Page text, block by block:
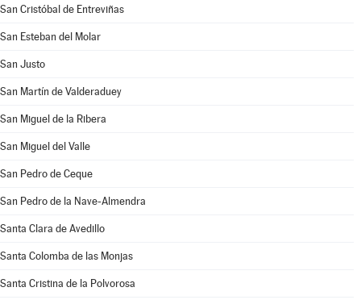
San Cristóbal de Entreviñas
San Esteban del Molar
San Justo
San Martín de Valderaduey
San Miguel de la Ribera
San Miguel del Valle
San Pedro de Ceque
San Pedro de la Nave-Almendra
Santa Clara de Avedillo
Santa Colomba de las Monjas
Santa Cristina de la Polvorosa